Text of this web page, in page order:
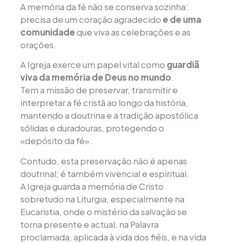
A memória da fé não se conserva sozinha:
precisa de um coração agradecido e de uma
comunidadeque viva as celebrações e as
orações.
A Igreja exerce um papel vital como guardiã
viva da memória de Deus no mundo.
Tem a missão de preservar, transmitir e
interpretar a fé cristã ao longo da história,
mantendo a doutrina e a tradição apostólica
sólidas e duradouras, protegendo o
«depósito da fé».
Contudo, esta preservação não é apenas
doutrinal; é também vivencial e espiritual.
A Igreja guarda a memória de Cristo
sobretudo na Liturgia, especialmente na
Eucaristia, onde o mistério da salvação se
torna presente e actual, na Palavra
proclamada, aplicada à vida dos fiéis, e na vida